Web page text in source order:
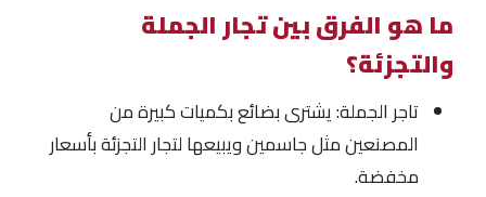
ما هو الفرق بين تجار الجملة
والتجزئة؟
تاجر الجملة: يشترى بضائع بكميات كبيرة من
المصنعين مثل جاسمين ويبيعها لتجار التجزئة بأسعار
مخفضة.